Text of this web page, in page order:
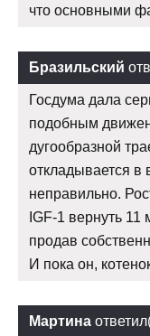
что основными
Бразильский
Госдума дала
подобным
дугообразной
откладывается в
неправильно.
IGF-1 вернуть
продав
И пока он,
Мартина